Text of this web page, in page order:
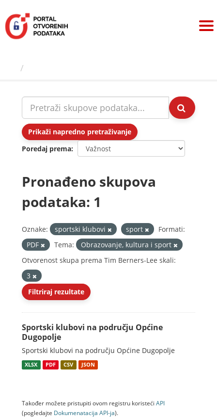
sadržaj
Prikaži napredno pretraživanje
Poredaj prema
Pronađeno skupova
podataka: 1
Oznake: sportski klubovi sport
Formati:
PDF
Tema:
Obrazovanje, kultura i sport
Otvorenost skupa prema Tim Berners-Lee skali:
3
Filtriraj rezultate
Sportski klubovi na području Općine
Dugopolje
Sportski klubovi na području Općine Dugopolje
XLSX PDF CSV JSON
Također možete pristupiti ovom registru koristeći API
(pogledajte Dokumenаtаcijа API-jа).